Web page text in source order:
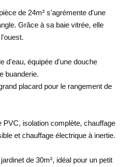
de 24m² s'agrémente d'une
Grâce à sa baie vitrée, elle
d'eau, équipée d'une douche
buanderie.
placard pour le rangement de
PVC, isolation complète, chauffage
et chauffage électrique à inertie.
de 30m², idéal pour un petit